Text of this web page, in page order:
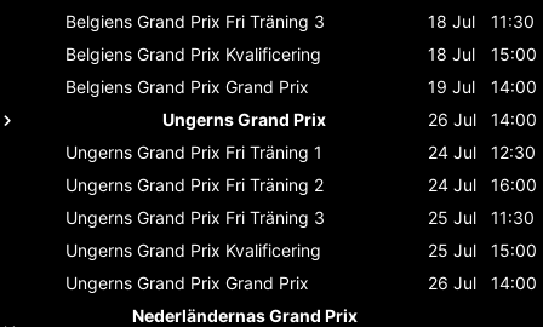
Belgiens Grand Prix Fri Träning 3 18 Jul
11:30
Belgiens Grand Prix Kvalificering 18 Jul
15:00
Belgiens Grand Prix Grand Prix 19 Jul
14:00
Ungerns Grand Prix
26 Jul
14:00
Ungerns Grand Prix Fri Träning 1 24 Jul
12:30
Ungerns Grand Prix Fri Träning 2 24 Jul
16:00
Ungerns Grand Prix Fri Träning 3 25 Jul
11:30
Ungerns Grand Prix Kvalificering 25 Jul
15:00
Ungerns Grand Prix Grand Prix 26 Jul
14:00
Nederländernas Grand Prix